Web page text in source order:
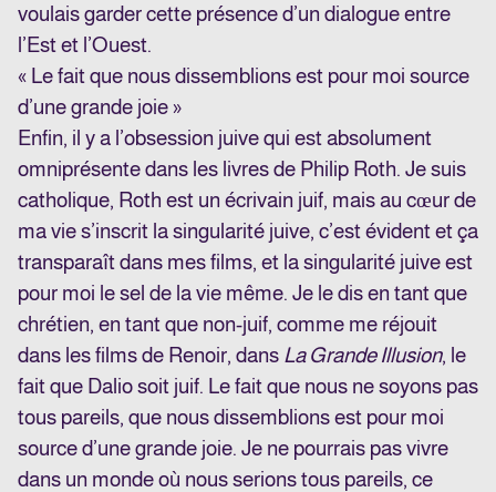
voulais garder cette présence d’un dialogue entre
l’Est et l’Ouest.
« Le fait que nous dissemblions est pour moi source
d’une grande joie »
Enfin, il y a l’obsession juive qui est absolument
omniprésente dans les livres de Philip Roth. Je suis
catholique, Roth est un écrivain juif, mais au cœur de
ma vie s’inscrit la singularité juive, c’est évident et ça
transparaît dans mes films, et la singularité juive est
pour moi le sel de la vie même. Je le dis en tant que
chrétien, en tant que non-juif, comme me réjouit
dans les films de Renoir, dans La Grande Illusion, le
fait que Dalio soit juif. Le fait que nous ne soyons pas
tous pareils, que nous dissemblions est pour moi
source d’une grande joie. Je ne pourrais pas vivre
dans un monde où nous serions tous pareils, ce